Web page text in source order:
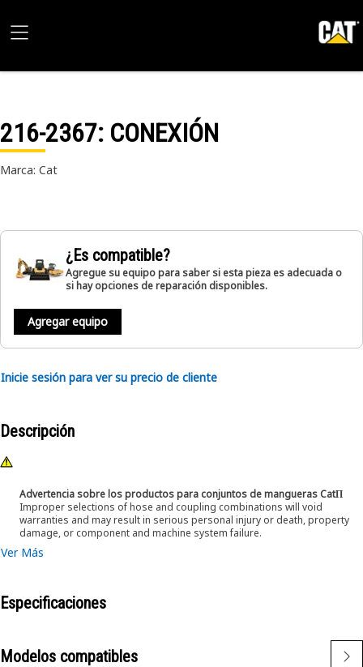
216-2367: CONEXIÓN
Marca: Cat
¿Es compatible?
Agregue su equipo para saber si esta pieza es adecuada o
si hay opciones de reparación disponibles.
Agregar equipo
Inicie sesión para ver su precio de cliente
Descripción
Advertencia sobre los productos para conjuntos de mangueras CatΠ
Improper selections of hose and coupling combinations will void
warranties and may result in serious personal injury or death, property
damage, or component and machine system failure.
Ver Más
Especificaciones
Modelos compatibles